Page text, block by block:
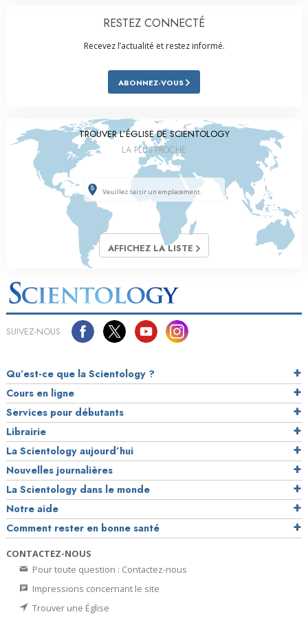
RESTEZ CONNECTÉ
Recevez l’actualité et restez informé.
ABONNEZ-VOUS
TROUVER L’ÉGLISE DE SCIENTOLOGY
LA PLUS PROCHE
AFFICHEZ LA LISTE
SUIVEZ-NOUS
Qu’est-ce que la Scientology ?
Cours en ligne
Services pour débutants
Librairie
La Scientology aujourd’hui
Nouvelles journalières
La Scientology dans le monde
Notre aide
Comment rester en bonne santé
CONTACTEZ-NOUS
Pour toute question : Contactez-nous
Impressions concernant le site
Trouver une Église